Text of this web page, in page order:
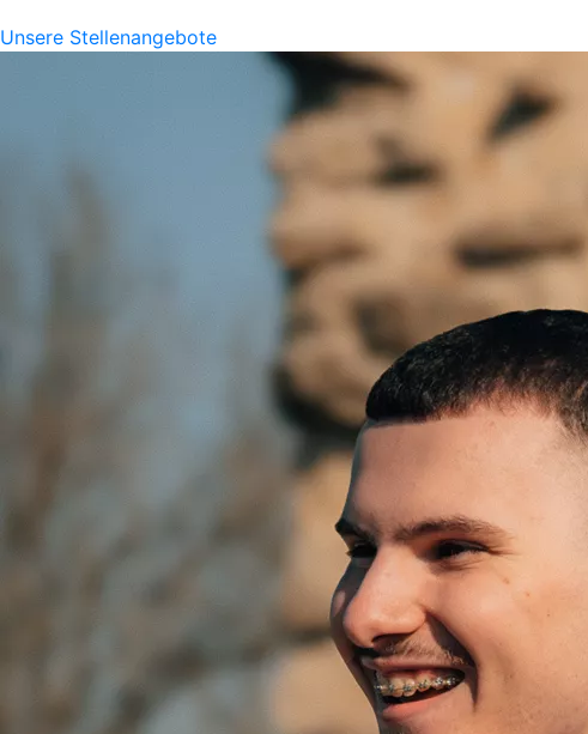
Unsere Stellenangebote